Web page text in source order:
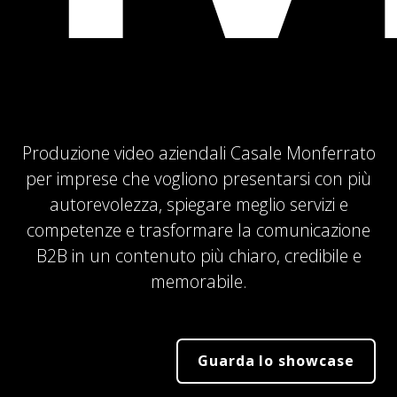
Produzione video aziendali Casale Monferrato
per imprese che vogliono presentarsi con più
autorevolezza, spiegare meglio servizi e
competenze e trasformare la comunicazione
B2B in un contenuto più chiaro, credibile e
memorabile.
Guarda lo showcase